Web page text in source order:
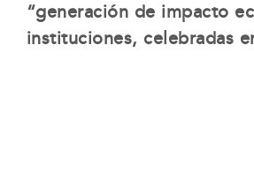
“generación de impacto
instituciones, celebradas